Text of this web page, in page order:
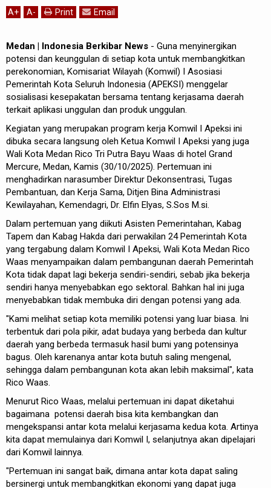
A+ A- Print Email
Medan | Indonesia Berkibar News - Guna menyinergikan
potensi dan keunggulan di setiap kota untuk membangkitkan
perekonomian, Komisariat Wilayah (Komwil) I Asosiasi
Pemerintah Kota Seluruh Indonesia (APEKSI) menggelar
sosialisasi kesepakatan bersama tentang kerjasama daerah
terkait aplikasi unggulan dan produk unggulan.
Kegiatan yang merupakan program kerja Komwil I Apeksi ini
dibuka secara langsung oleh Ketua Komwil I Apeksi yang juga
Wali Kota Medan Rico Tri Putra Bayu Waas di hotel Grand
Mercure, Medan, Kamis (30/10/2025). Pertemuan ini
menghadirkan narasumber Direktur Dekonsentrasi, Tugas
Pembantuan, dan Kerja Sama, Ditjen Bina Administrasi
Kewilayahan, Kemendagri, Dr. Elfin Elyas, S.Sos M.si.
Dalam pertemuan yang diikuti Asisten Pemerintahan, Kabag
Tapem dan Kabag Hakda dari perwakilan 24 Pemerintah Kota
yang tergabung dalam Komwil I Apeksi, Wali Kota Medan Rico
Waas menyampaikan dalam pembangunan daerah Pemerintah
Kota tidak dapat lagi bekerja sendiri-sendiri, sebab jika bekerja
sendiri hanya menyebabkan ego sektoral. Bahkan hal ini juga
menyebabkan tidak membuka diri dengan potensi yang ada.
"Kami melihat setiap kota memiliki potensi yang luar biasa. Ini
terbentuk dari pola pikir, adat budaya yang berbeda dan kultur
daerah yang berbeda termasuk hasil bumi yang potensinya
bagus. Oleh karenanya antar kota butuh saling mengenal,
sehingga dalam pembangunan kota akan lebih maksimal", kata
Rico Waas.
Menurut Rico Waas, melalui pertemuan ini dapat diketahui
bagaimana potensi daerah bisa kita kembangkan dan
mengekspansi antar kota melalui kerjasama kedua kota. Artinya
kita dapat memulainya dari Komwil I, selanjutnya akan dipelajari
dari Komwil lainnya.
"Pertemuan ini sangat baik, dimana antar kota dapat saling
bersinergi untuk membangkitkan ekonomi yang dapat juga